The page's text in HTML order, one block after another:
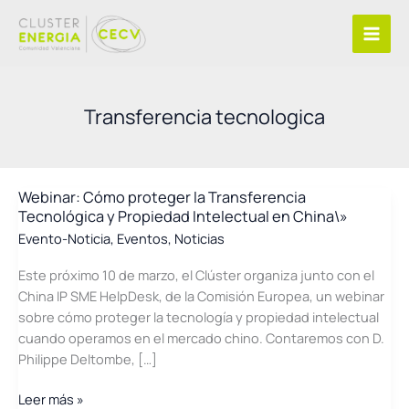
contenido
Transferencia tecnologica
Webinar: Cómo proteger la Transferencia
Tecnológica y Propiedad Intelectual en China\»
Evento-Noticia, Eventos, Noticias
Este próximo 10 de marzo, el Clúster organiza junto con el
China IP SME HelpDesk, de la Comisión Europea, un webinar
sobre cómo proteger la tecnología y propiedad intelectual
cuando operamos en el mercado chino. Contaremos con D.
Philippe Deltombe, […]
Webinar:
Leer más »